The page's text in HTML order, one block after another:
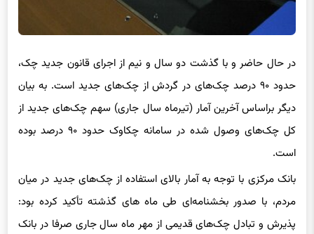
در حال حاضر و با گذشت دو سال و نیم از اجرای قانون جدید چک،
حدود ۹۰ درصد چک‌های در گردش از چک‌های جدید است. به بیان
دیگر براساس آخرین آمار (تیرماه سال جاری) سهم چک‌های جدید از
کل چک‌های وصول شده در سامانه چکاوک حدود ۹۰ درصد بوده
است.
بانک مرکزی با توجه به آمار بالای استفاده از چک‌های جدید در میان
مردم، با صدور بخشنامه‌ای طی ماه های گذشته تأکید کرده بود:
پذیرش و تبادل چک‌های قدیمی از مهر ماه سال جاری صرفا در بانک